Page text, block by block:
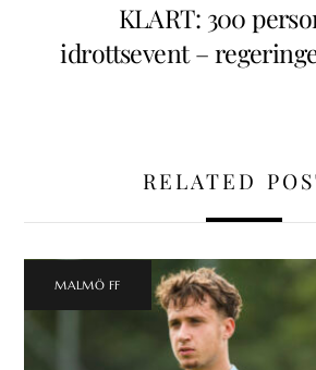
KLART: 300
idrottsevent –
RELATED
MALMÖ FF